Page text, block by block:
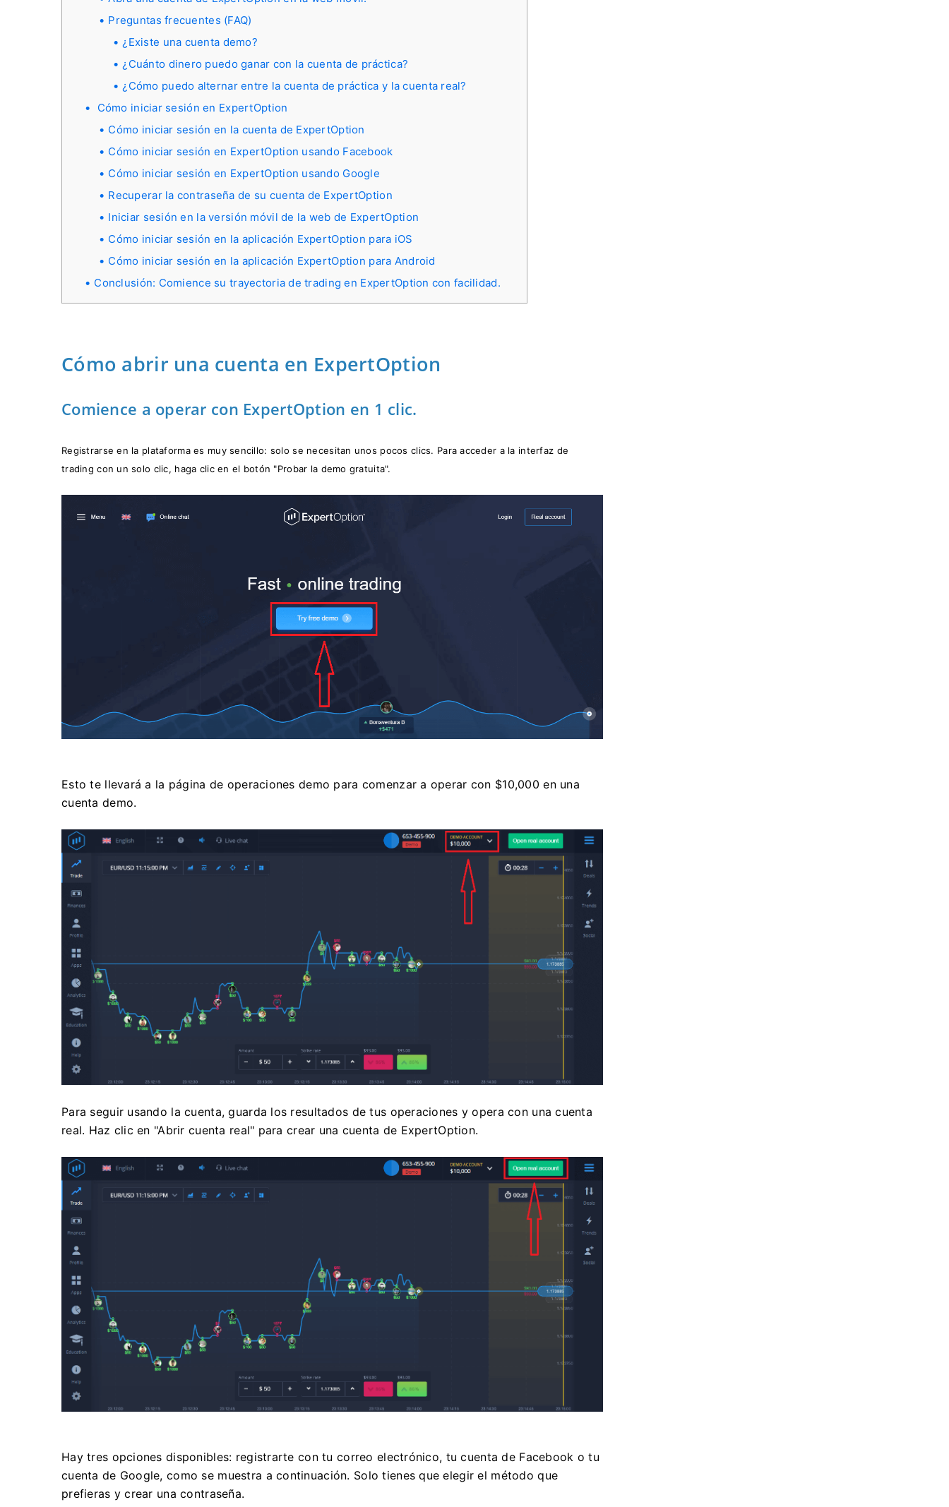
Preguntas frecuentes (FAQ)
¿Existe una cuenta demo?
¿Cuánto dinero puedo ganar con la cuenta de práctica?
¿Cómo puedo alternar entre la cuenta de práctica y la cuenta real?
Cómo iniciar sesión en ExpertOption
Cómo iniciar sesión en la cuenta de ExpertOption
Cómo iniciar sesión en ExpertOption usando Facebook
Cómo iniciar sesión en ExpertOption usando Google
Recuperar la contraseña de su cuenta de ExpertOption
Iniciar sesión en la versión móvil de la web de ExpertOption
Cómo iniciar sesión en la aplicación ExpertOption para iOS
Cómo iniciar sesión en la aplicación ExpertOption para Android
Conclusión: Comience su trayectoria de trading en ExpertOption con facilidad.
Cómo abrir una cuenta en ExpertOption
Comience a operar con ExpertOption en 1 clic.
Registrarse en la plataforma es muy sencillo: solo se necesitan unos pocos clics. Para acceder a la interfaz de
trading con un solo clic, haga clic en el botón "Probar la demo gratuita".
Esto te llevará a la página de operaciones demo para comenzar a operar con $10,000 en una
cuenta demo.
Para seguir usando la cuenta, guarda los resultados de tus operaciones y opera con una cuenta
real. Haz clic en "Abrir cuenta real" para crear una cuenta de ExpertOption.
Hay tres opciones disponibles: registrarte con tu correo electrónico, tu cuenta de Facebook o tu
cuenta de Google, como se muestra a continuación. Solo tienes que elegir el método que
prefieras y crear una contraseña.